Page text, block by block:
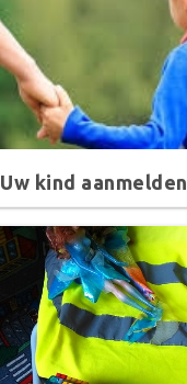
Uw kind aanmelden